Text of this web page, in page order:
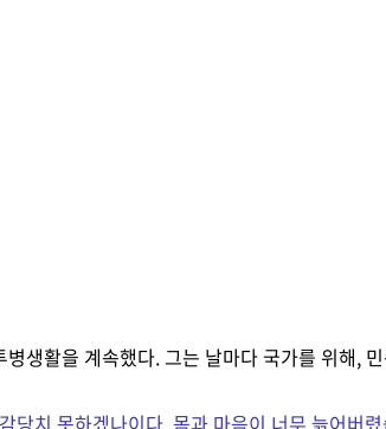
생활을 계속했다. 그는 날마다 국가를 위해,
당치 못하겠나이다. 몸과 마음이 너무 늙어버